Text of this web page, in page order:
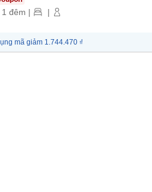
1 đêm | |
mã giảm 1.744.470 ₫